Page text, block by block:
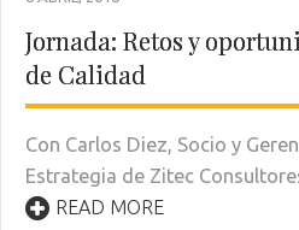
Jornada: Retos y
de Calidad
Con Carlos Diez, Socio y
Estrategia de Zitec
READ MORE